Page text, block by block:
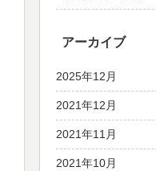
アーカイブ
2025年12月
2021年12月
2021年11月
2021年10月